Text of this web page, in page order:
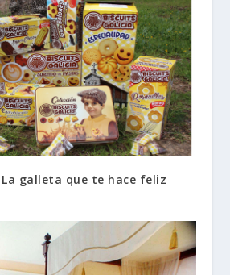
galleta que te hace feliz